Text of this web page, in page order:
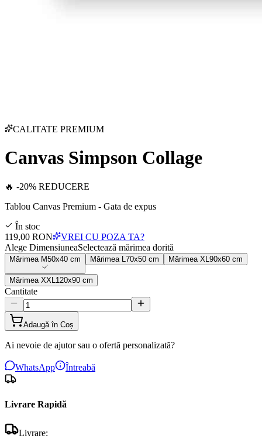
CALITATE PREMIUM
Canvas Simpson Collage
🔥 -20% REDUCERE
Tablou Canvas Premium - Gata de expus
În stoc
119,00 RON
VREI CU POZA TA?
Alege DimensiuneaSelectează mărimea dorită
Mărimea M50x40 cm Mărimea 70x50 cm Mărimea XL 90x60 cm
Mărimea XXL 120x90 cm
Cantitate
Adaugă în Coș
Ai nevoie de ajutor sau o ofertă personalizată?
WhatsApp Întreabă
Livrare Rapidă
Livrare: